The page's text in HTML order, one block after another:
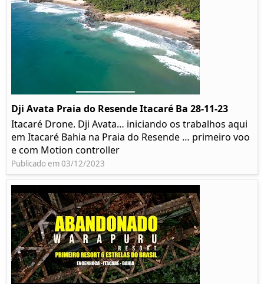
Dji Avata Praia do Resende Itacaré Ba 28-11-23
Itacaré Drone. Dji Avata… iniciando os trabalhos aqui
em Itacaré Bahia na Praia do Resende … primeiro voo
e com Motion controller
Publicado em 03/12/2023